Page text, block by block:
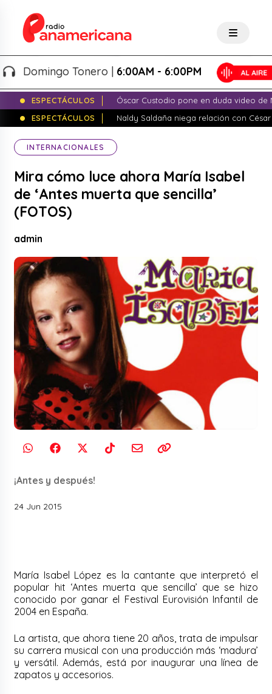
Domingo Tonero |6:00AM - 6:00PM
ESPECTÁCULOS
Óscar Custodio pone en duda video de
ESPECTÁCULOS
Naldy Saldaña niega relación con
INTERNACIONALES
Mira cómo luce ahora María Isabel
de ‘Antes muerta que sencilla’
(FOTOS)
admin
¡Antes y después!
24 Jun 2015
María Isabel López es la cantante que interpretó el
popular hit ‘Antes muerta que sencilla’ que se hizo
conocido por ganar el Festival Eurovisión Infantil de
2004 en España.
La artista, que ahora tiene 20 años, trata de impulsar
su carrera musical con una producción más ‘madura’
y versátil. Además, está por inaugurar una línea de
zapatos y accesorios.